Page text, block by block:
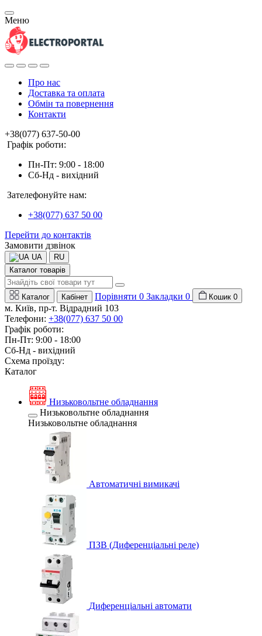
Меню
Про нас
Доставка та оплата
Обмін та повернення
Контакти
+38(077) 637-50-00
Графік роботи:
Пн-Пт: 9:00 - 18:00
Сб-Нд - вихідний
Зателефонуйте нам:
+38(077) 637 50 00
Перейти до контактів
Замовити дзвінок
UA
RU
Каталог товарів
Каталог Кабінет Порівняти 0 Закладки 0 Кошик 0
м. Київ, пр-т. Відрадний 103
Телефони: +38(077) 637 50 00
Графік роботи:
Пн-Пт: 9:00 - 18:00
Сб-Нд - вихідний
Схема проїзду:
Каталог
Низьковольтне обладнання
Низьковольтне обладнання
Низьковольтне обладнання
Автоматичні вимикачі
ПЗВ (Диференціальні реле)
Диференціальні автомати